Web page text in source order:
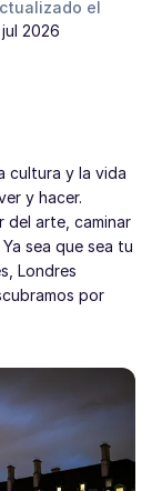
el
2026
cultura y la vida
y hacer.
arte, caminar
sea que sea tu
Londres
por